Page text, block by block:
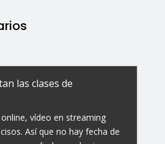
las clases de
vídeo en streaming
Así que no hay fecha de